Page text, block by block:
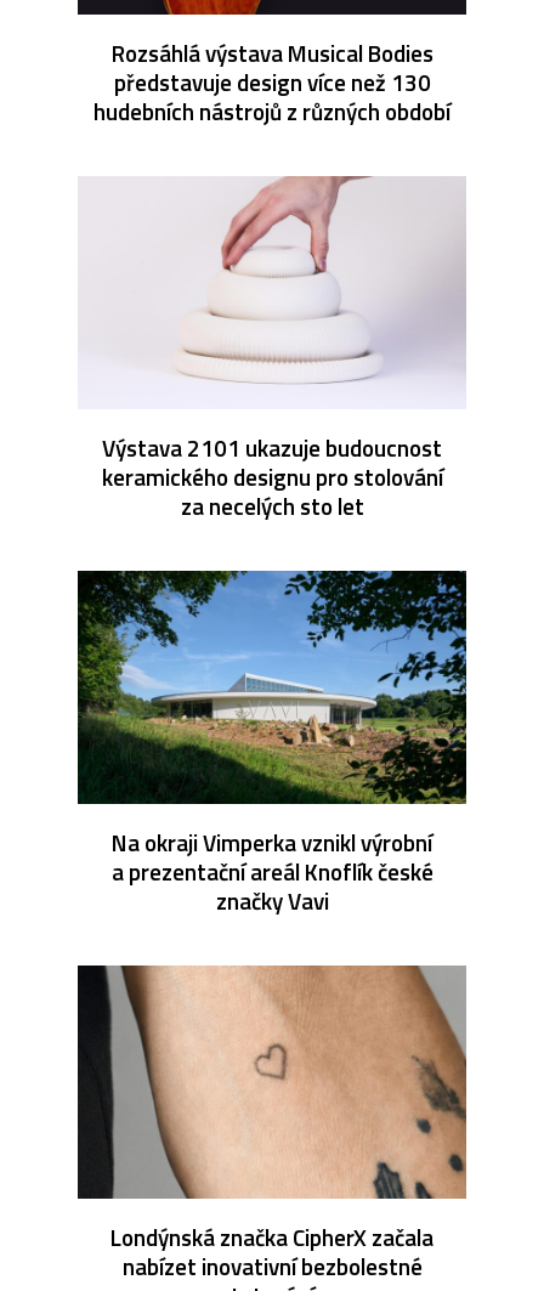
Rozsáhlá výstava Musical Bodies
představuje design více než 130
hudebních nástrojů z různých období
Výstava 2101 ukazuje budoucnost
keramického designu pro stolování
za necelých sto let
Na okraji Vimperka vznikl výrobní
a prezentační areál Knoflík české
značky Vavi
Londýnská značka CipherX začala
nabízet inovativní bezbolestné